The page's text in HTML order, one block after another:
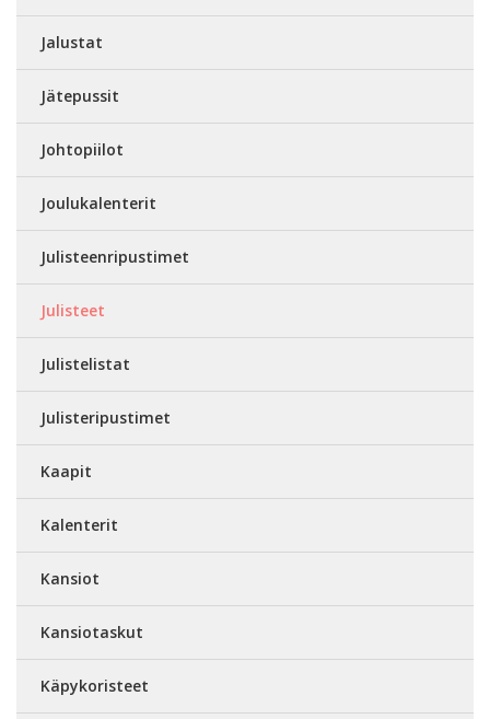
Jalustat
Jätepussit
Johtopiilot
Joulukalenterit
Julisteenripustimet
Julisteet
Julistelistat
Julisteripustimet
Kaapit
Kalenterit
Kansiot
Kansiotaskut
Käpykoristeet